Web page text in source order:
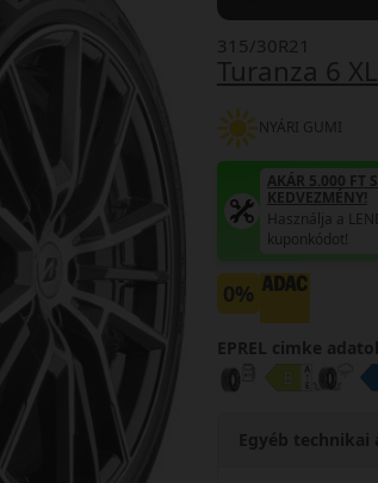
Turanza 6
315/30R21
NYÁRI GUMI
AKÁR 5.000 FT
KEDVEZMÉNY!
Használja a
kuponkódot!
0%
EPREL cimke
Egyéb technikai